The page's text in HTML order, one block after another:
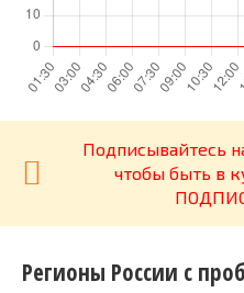
Подписывайтесь
чтобы быть в
Регионы России с